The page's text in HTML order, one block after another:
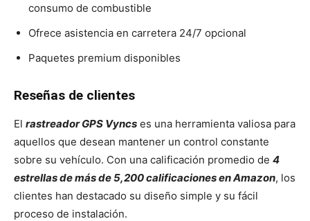
consumo de combustible
Ofrece asistencia en carretera 24/7 opcional
Paquetes premium disponibles
Reseñas de clientes
El rastreador GPS Vyncs es una herramienta valiosa para
aquellos que desean mantener un control constante
sobre su vehículo. Con una calificación promedio de 4
estrellas de más de 5,200 calificaciones en Amazon, los
clientes han destacado su diseño simple y su fácil
proceso de instalación.